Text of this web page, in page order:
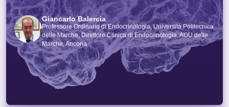
Giancarlo Balercia
Professore Ordinario di Endocrinologia, Università Politecnica
delle Marche, Direttore Clinica di Endocrinologia, AOU delle
Marche, Ancona